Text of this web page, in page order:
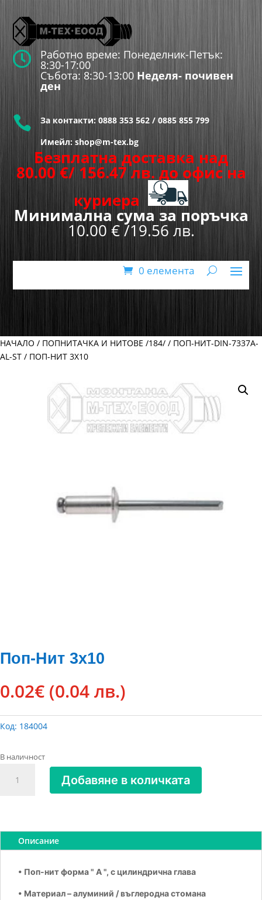
 Работно време: Понеделник-Петък:
8:30-17:00
Събота: 8:30-13:00 Неделя- почивен
ден
 За контакти: 0888 353 562 / 0885 855 799
Имейл: shop@m-tex.bg
Безплатна доставка над
80.00 €/ 156.47 лв. до офис на
куриера
Минимална сума за поръчка
10.00 € /19.56 лв.
0 елемента
НАЧАЛО / ПОПНИТАЧКА И НИТОВЕ /184/ / ПОП-НИТ-DIN-7337A-
AL-ST / ПОП-НИТ 3Х10
Поп-Нит 3х10
0.02€ (0.04 лв.)
Код: 184004
В наличност
Добавяне в количката
Описание
• Поп-нит форма " А ", с цилиндрична глава
• Материал – алуминий / въглеродна стомана